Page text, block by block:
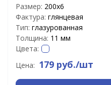
Размер: 200х6
Фактура: глянцевая
Тип: глазурованная
Толщина: 11 мм
Цвета:
Цена: 179 руб./шт